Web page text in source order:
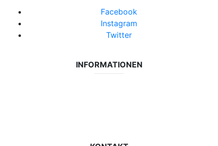
Facebook
Instagram
Twitter
INFORMATIONEN